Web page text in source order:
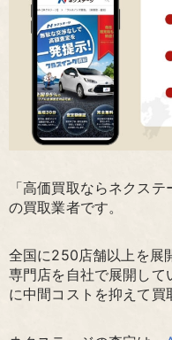
「高価買取ならネクス
の買取業者です。
全国に250店舗以上を展
専門店を自社で展開し
に中間コストを抑えて買